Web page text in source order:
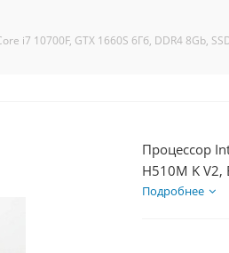
i7 10700F, GTX 1660S 6Гб, DDR4 8Gb,
Процессор
H510M K
HDD 1Тб, БП
Подробнее